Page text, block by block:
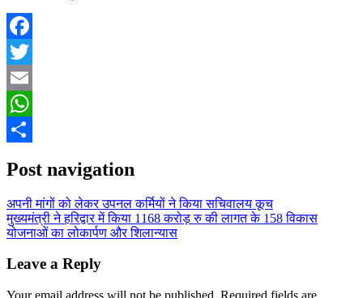
Facebook
Twitter
Email
WhatsApp
Post navigation
अपनी मांगों को लेकर उपनल कर्मियों ने किया सचिवालय कूच
मुख्यमंत्री ने हरिद्वार में किया 1168 करोड़ रु की लागत के 158 विकास
योजनाओं का लोकार्पण और शिलान्यास
Leave a Reply
Your email address will not be published. Required fields are